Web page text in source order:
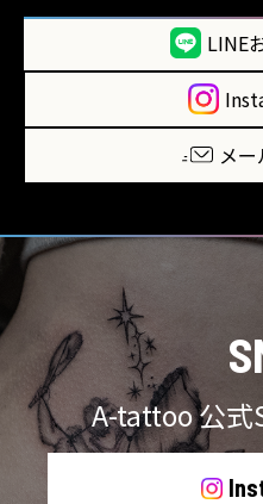
LINE
メ
A-tattoo 公式